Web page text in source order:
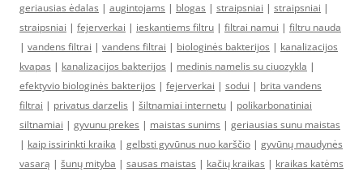
geriausias ėdalas | augintojams | blogas | straipsniai | straipsniai |
straipsniai | fejerverkai | ieskantiems filtru | filtrai namui | filtru nauda
| vandens filtrai | vandens filtrai | biologinės bakterijos | kanalizacijos
kvapas | kanalizacijos bakterijos | medinis namelis su ciuozykla |
efektyvio biologinės bakterijos | fejerverkai | sodui | brita vandens
filtrai | privatus darzelis | šiltnamiai internetu | polikarbonatiniai
siltnamiai | gyvunu prekes | maistas sunims | geriausias sunu maistas
| kaip issirinkti kraika | gelbsti gyvūnus nuo karščio | gyvūnų maudynės
vasarą | šunų mityba | sausas maistas | kačių kraikas | kraikas katėms